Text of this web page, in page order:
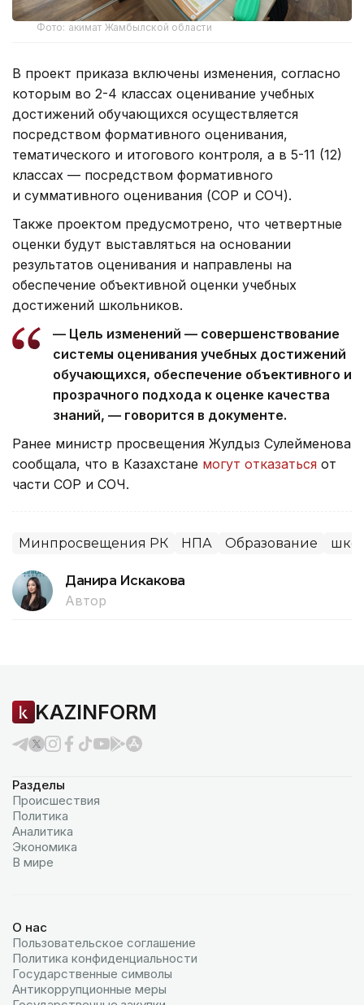
Фото: акимат Жамбылской области
В проект приказа включены изменения, согласно
которым во 2-4 классах оценивание учебных
достижений обучающихся осуществляется
посредством формативного оценивания,
тематического и итогового контроля, а в 5-11 (12)
классах — посредством формативного
и суммативного оценивания (СОР и СОЧ).
Также проектом предусмотрено, что четвертные
оценки будут выставляться на основании
результатов оценивания и направлены на
обеспечение объективной оценки учебных
достижений школьников.
— Цель изменений — совершенствование
системы оценивания учебных достижений
обучающихся, обеспечение объективного и
прозрачного подхода к оценке качества
знаний, — говорится в документе.
Ранее министр просвещения Жулдыз Сулейменова
сообщала, что в Казахстане могут отказаться от
части СОР и СОЧ.
Минпросвещения РК НПА Образование
Данира Искакова
Автор
KAZINFORM
Разделы
Происшествия
Политика
Аналитика
Экономика
В мире
О нас
Пользовательское соглашение
Политика конфиденциальности
Государственные символы
Антикоррупционные меры